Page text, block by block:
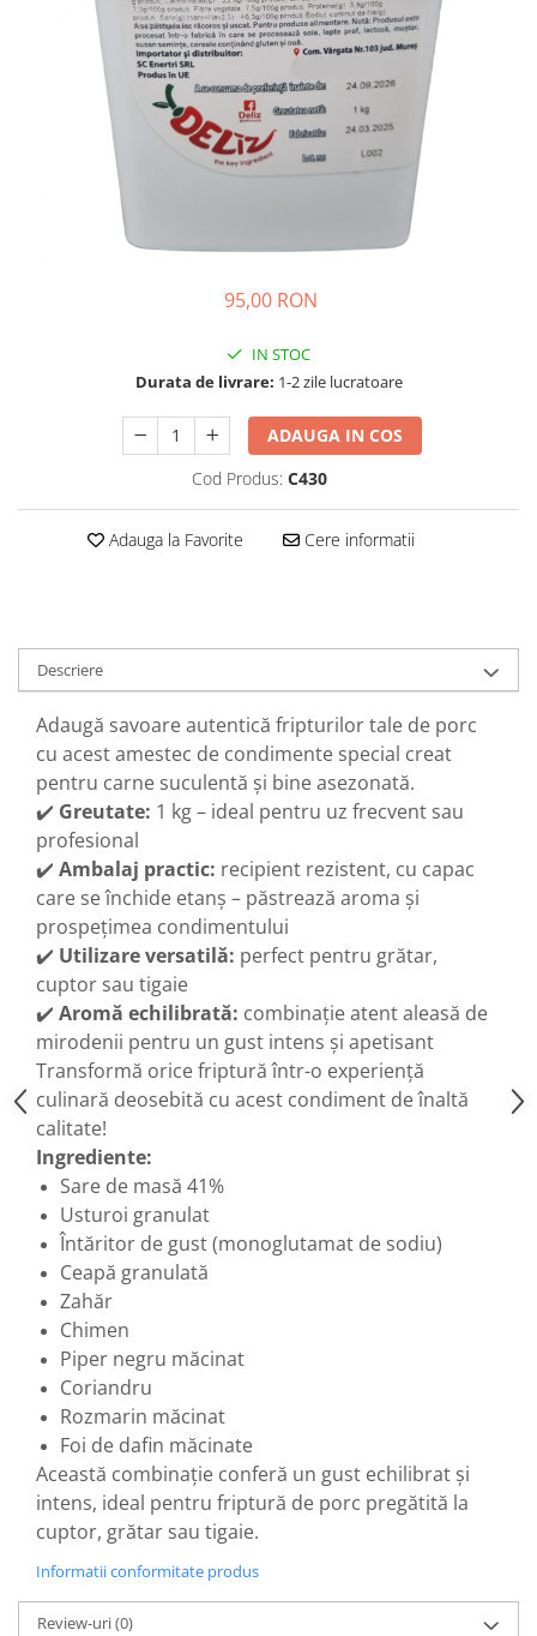
95,00 RON
IN STOC
Durata de livrare: 1-2 zile lucratoare
ADAUGA IN COS
Cod Produs: C430
Adauga la Favorite Cere informatii
Descriere
Adaugă savoare autentică fripturilor tale de porc
cu acest amestec de condimente special creat
pentru carne suculentă și bine asezonată.
✔️ Greutate: 1 kg – ideal pentru uz frecvent sau
profesional
✔️ Ambalaj practic: recipient rezistent, cu capac
care se închide etanș – păstrează aroma și
prospețimea condimentului
✔️ Utilizare versatilă: perfect pentru grătar,
cuptor sau tigaie
✔️ Aromă echilibrată: combinație atent aleasă de
mirodenii pentru un gust intens și apetisant
Transformă orice friptură într-o experiență
culinară deosebită cu acest condiment de înaltă
calitate!
Ingrediente:
Sare de masă 41%
Usturoi granulat
Întăritor de gust (monoglutamat de sodiu)
Ceapă granulată
Zahăr
Chimen
Piper negru măcinat
Coriandru
Rozmarin măcinat
Foi de dafin măcinate
Această combinație conferă un gust echilibrat și
intens, ideal pentru friptură de porc pregătită la
cuptor, grătar sau tigaie.
Informatii conformitate produs
Review-uri(0)